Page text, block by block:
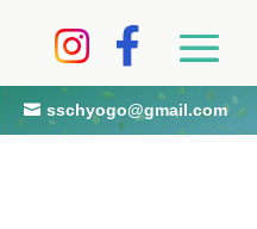
 sschyogo@gmail.com